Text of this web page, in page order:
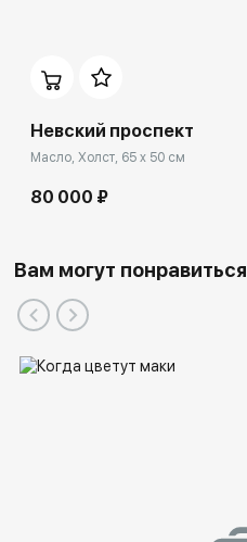
Невский проспект
Масло, Холст, 65 x 50 см
80 000 ₽
Вам могут понравиться